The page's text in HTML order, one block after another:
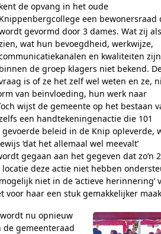
kent de opvang in het oude
Knippenbergcollege een bewonersraad
gevormd door 3 dames. Wat zij
wat hun bevoegdheid, werkwijze,
en kwaliteiten
binnen de groep klagers niet bekend.
is of ze het zelf wel weten en ze,
van beïnvloeding, hun werk naar
wijst de gemeente op het bestaan
een handtekeningenactie die 101
beleid in de Knip opleverde,
‘dat het allemaal wel meevalt’
gegaan aan het gegeven dat zo’n
deze actie niet hebben
niet in de ‘actieve herinnering’
voor haar een stuk gemakkelijker
nu opnieuw
de gemeenteraad